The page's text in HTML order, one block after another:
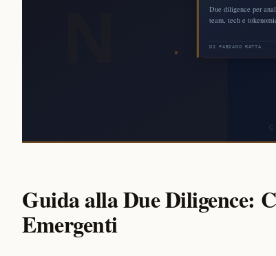
Guida alla Due Diligence:
Emergenti